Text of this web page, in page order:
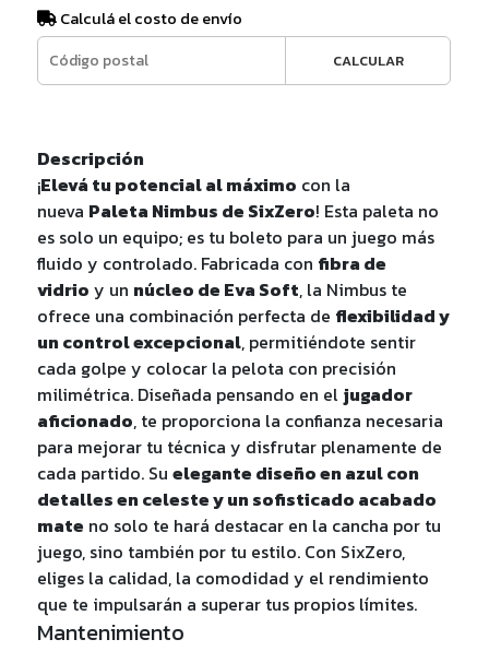
Calculá el costo de envío
CALCULAR
Descripción
¡Elevá tu potencial al máximo con la
nueva Paleta Nimbus de SixZero! Esta paleta no
es solo un equipo; es tu boleto para un juego más
fluido y controlado. Fabricada con fibra de
vidrio y un núcleo de Eva Soft, la Nimbus te
ofrece una combinación perfecta de flexibilidad y
un control excepcional, permitiéndote sentir
cada golpe y colocar la pelota con precisión
milimétrica. Diseñada pensando en el jugador
aficionado, te proporciona la confianza necesaria
para mejorar tu técnica y disfrutar plenamente de
cada partido. Su elegante diseño en azul con
detalles en celeste y un sofisticado acabado
mate no solo te hará destacar en la cancha por tu
juego, sino también por tu estilo. Con SixZero,
eliges la calidad, la comodidad y el rendimiento
que te impulsarán a superar tus propios límites.
Mantenimiento